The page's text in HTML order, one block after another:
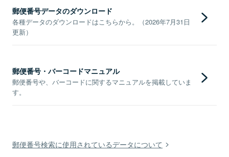
郵便番号データのダウンロード
各種データのダウンロードはこちらから。（2026年7月31日
更新）
郵便番号・バーコードマニュアル
郵便番号や、バーコードに関するマニュアルを掲載していま
す。
郵便番号検索に使用されているデータについて